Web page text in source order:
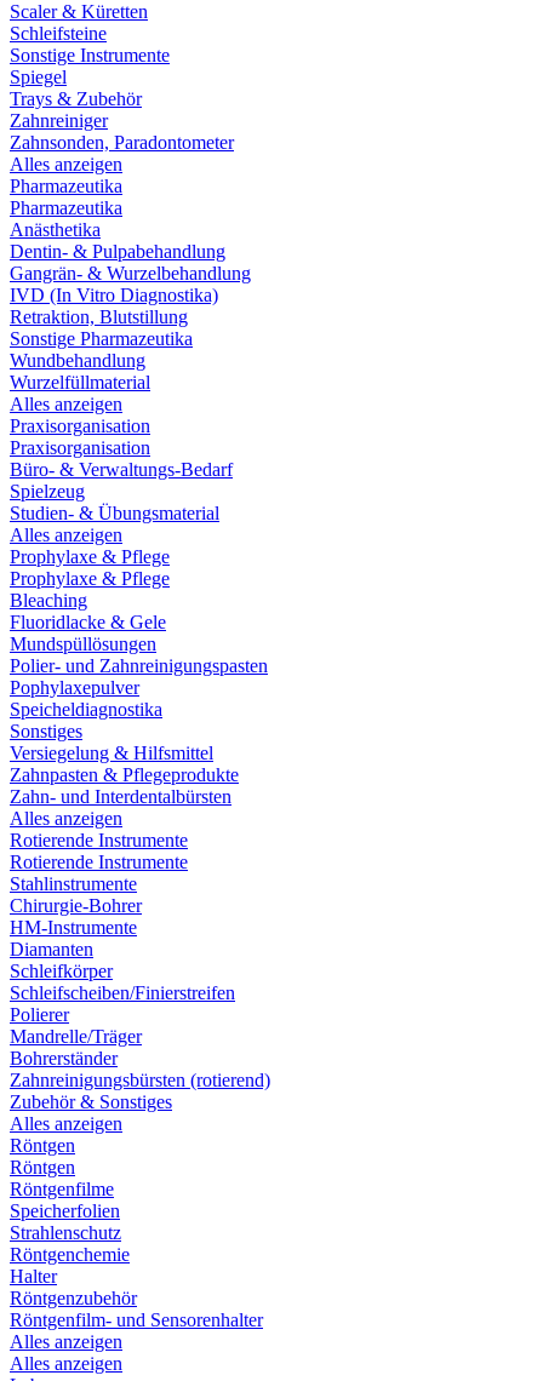
Scaler & Küretten
Schleifsteine
Sonstige Instrumente
Spiegel
Trays & Zubehör
Zahnreiniger
Zahnsonden, Paradontometer
Alles anzeigen
Pharmazeutika
Pharmazeutika
Anästhetika
Dentin- & Pulpabehandlung
Gangrän- & Wurzelbehandlung
IVD (In Vitro Diagnostika)
Retraktion, Blutstillung
Sonstige Pharmazeutika
Wundbehandlung
Wurzelfüllmaterial
Alles anzeigen
Praxisorganisation
Praxisorganisation
Büro- & Verwaltungs-Bedarf
Spielzeug
Studien- & Übungsmaterial
Alles anzeigen
Prophylaxe & Pflege
Prophylaxe & Pflege
Bleaching
Fluoridlacke & Gele
Mundspüllösungen
Polier- und Zahnreinigungspasten
Pophylaxepulver
Speicheldiagnostika
Sonstiges
Versiegelung & Hilfsmittel
Zahnpasten & Pflegeprodukte
Zahn- und Interdentalbürsten
Alles anzeigen
Rotierende Instrumente
Rotierende Instrumente
Stahlinstrumente
Chirurgie-Bohrer
HM-Instrumente
Diamanten
Schleifkörper
Schleifscheiben/Finierstreifen
Polierer
Mandrelle/Träger
Bohrerständer
Zahnreinigungsbürsten (rotierend)
Zubehör & Sonstiges
Alles anzeigen
Röntgen
Röntgen
Röntgenfilme
Speicherfolien
Strahlenschutz
Röntgenchemie
Halter
Röntgenzubehör
Röntgenfilm- und Sensorenhalter
Alles anzeigen
Alles anzeigen